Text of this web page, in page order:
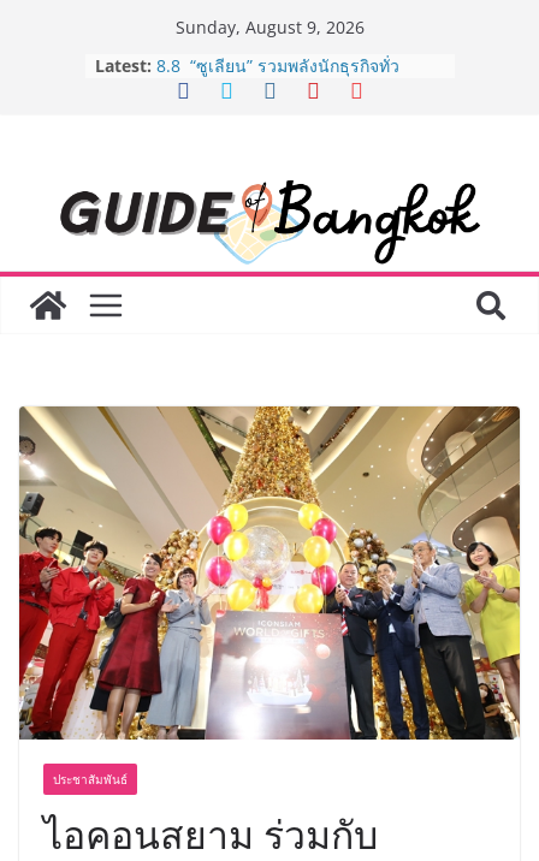
Sunday, August 9, 2026
Latest:
Guangzhou Yinghao School เผยวิสัย
ทัศน์การศึกษาที่พร้อมรับอนาคต “เราไม่
ได้เตรียมนักเรียนเพียงเพื่อก้าวเข้าสู่
ประเทศ จัดประชุมใหญ่แห่งปี พบ CEO
“ดร.ปิยะวัฒน์” ถ่ายทอดวิสัยทัศน์ธุรกิจ
พร้อมฟรีคอนเสิร์ต “โชค รถแห่” ยกวง
AirAsia X SEE FAH พันธมิตรทางธุรกิจ
ระดับผลิตภัณฑ์ท้องถิ่นสู่ตลาดเชิง
พาณิชย์อย่างยั่งยืน
LORDNINE จัดศึกคนดังสายเกม ไทย
ปะทะ ฟิลิปปินส์ ใน “Rise of the Tenth
Lord” เปิดสงครามกิลด์ข้ามประเทศ
ฉลองเซิร์ฟเวอร์ใหม่ เฮเลนา
ประชาสัมพันธ์
ไอคอนสยาม ร่วมกับ